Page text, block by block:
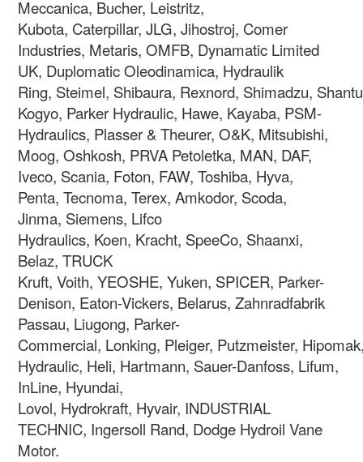
Meccanica, Bucher, Leistritz,
Kubota, Caterpillar, JLG, Jihostroj, Comer
Industries, Metaris, OMFB, Dynamatic Limited
UK, Duplomatic Oleodinamica, Hydraulik
Ring, Steimel, Shibaura, Rexnord, Shimadzu,
Kogyo, Parker Hydraulic, Hawe, Kayaba, PSM-
Hydraulics, Plasser & Theurer, O&K, Mitsubishi,
Moog, Oshkosh, PRVA Petoletka, MAN, DAF,
Iveco, Scania, Foton, FAW, Toshiba, Hyva,
Penta, Tecnoma, Terex, Amkodor, Scoda,
Jinma, Siemens, Lifco
Hydraulics, Koen, Kracht, SpeeCo, Shaanxi,
Belaz, TRUCK
Kruft, Voith, YEOSHE, Yuken, SPICER, Parker-
Denison, Eaton-Vickers, Belarus, Zahnradfabrik
Passau, Liugong, Parker-
Commercial, Lonking, Pleiger, Putzmeister,
Hydraulic, Heli, Hartmann, Sauer-Danfoss, Lifum,
InLine, Hyundai,
Lovol, Hydrokraft, Hyvair, INDUSTRIAL
TECHNIC, Ingersoll Rand, Dodge Hydroil Vane
Motor.